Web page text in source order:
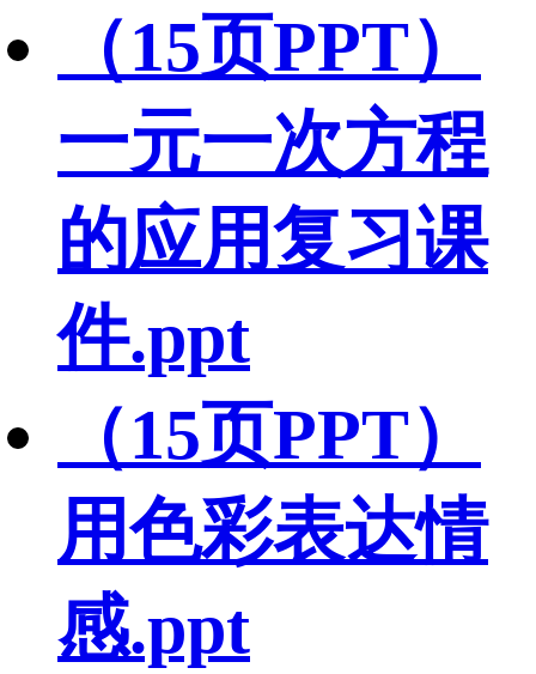
（15页PPT）
一元一次方程
的应用复习课
件.ppt
（15页PPT）
用色彩表达情
感.ppt